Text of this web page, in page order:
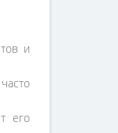
и
его